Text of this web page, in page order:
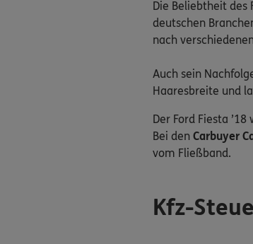
Die Beliebtheit des
deutschen
nach
Auch sein
Haaresbreite und
Der Ford Fiesta
Bei den Carbuyer
vom Fließband.
Kfz-